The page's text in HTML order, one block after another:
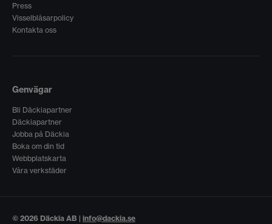
Press
Visselblåsarpolicy
Kontakta oss
Genvägar
Bli Däckiapartner
Däckiapartner
Jobba på Däckia
Boka om din tid
Webbplatskarta
Våra verkstäder
© 2026 Däckia AB | info@dackia.se